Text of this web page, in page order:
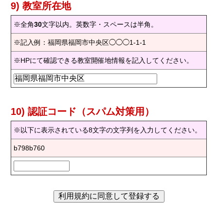
9) 教室所在地
※全角30文字以内。英数字・スペースは半角。
※記入例：福岡県福岡市中央区◯◯◯1-1-1
※HPにて確認できる教室開催地情報を記入してください。
10) 認証コード（スパム対策用）
※以下に表示されている8文字の文字列を入力してください。
b798b760